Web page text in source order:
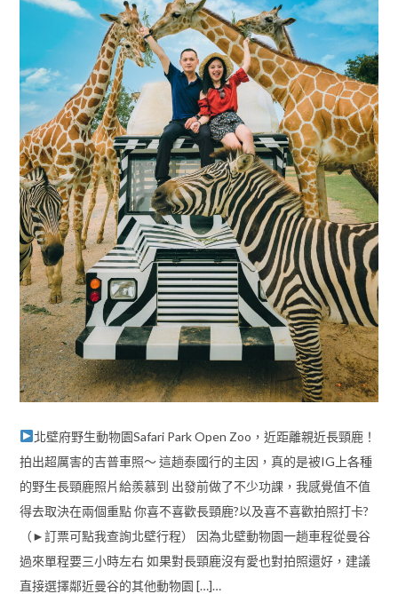
北壁府野生動物園Safari Park Open Zoo，近距離親近長頸鹿！
拍出超厲害的吉普車照～ 這趟泰國行的主因，真的是被IG上各種
的野生長頸鹿照片給羨慕到 出發前做了不少功課，我感覺值不值
得去取決在兩個重點 你喜不喜歡長頸鹿?以及喜不喜歡拍照打卡?
（►訂票可點我查詢北壁行程） 因為北壁動物園一趟車程從曼谷
過來單程要三小時左右 如果對長頸鹿沒有愛也對拍照還好，建議
直接選擇鄰近曼谷的其他動物園 […]…